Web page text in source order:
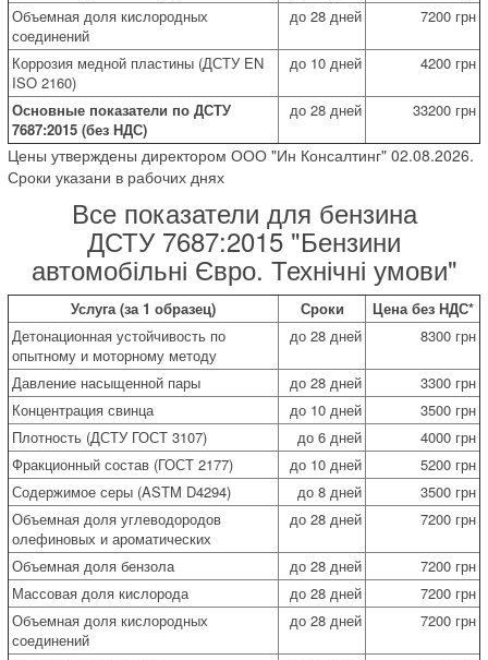
Объемная доля кислородных
соединений
до 28 дней 7200 грн
Коррозия медной пластины (ДСТУ EN
ISO 2160)
до 10 дней 4200 грн
Основные показатели по ДСТУ
7687:2015 (без НДС)
до 28 дней 33200 грн
Цены утверждены директором ООО "Ин Консалтинг" 02.08.2026.
Сроки указани в рабочих днях
Все показатели для бензина
ДСТУ 7687:2015 "Бензини
автомобільні Євро. Технічні умови"
Услуга (за 1 образец) Сроки
Цена без НДС*
Детонационная устойчивость по
опытному и моторному методу
до 28 дней 8300 грн
Давление насыщенной пары до 28 дней
3300 грн
Концентрация свинца
до 10 дней
3500 грн
Плотность (ДСТУ ГОСТ 3107)
до 6 дней
4000 грн
Фракционный состав (ГОСТ 2177)
до 10 дней
5200 грн
Содержимое серы (ASTM D4294)
до 8 дней
3500 грн
Объемная доля углеводородов
олефиновых и ароматических
до 28 дней 7200 грн
Объемная доля бензола до 28 дней
7200 грн
Массовая доля кислорода
до 28 дней
7200 грн
Объемная доля кислородных
соединений
до 28 дней 7200 грн